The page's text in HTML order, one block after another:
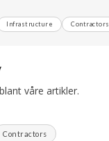
Infrastructure Contractors
våre artikler.
Contractors